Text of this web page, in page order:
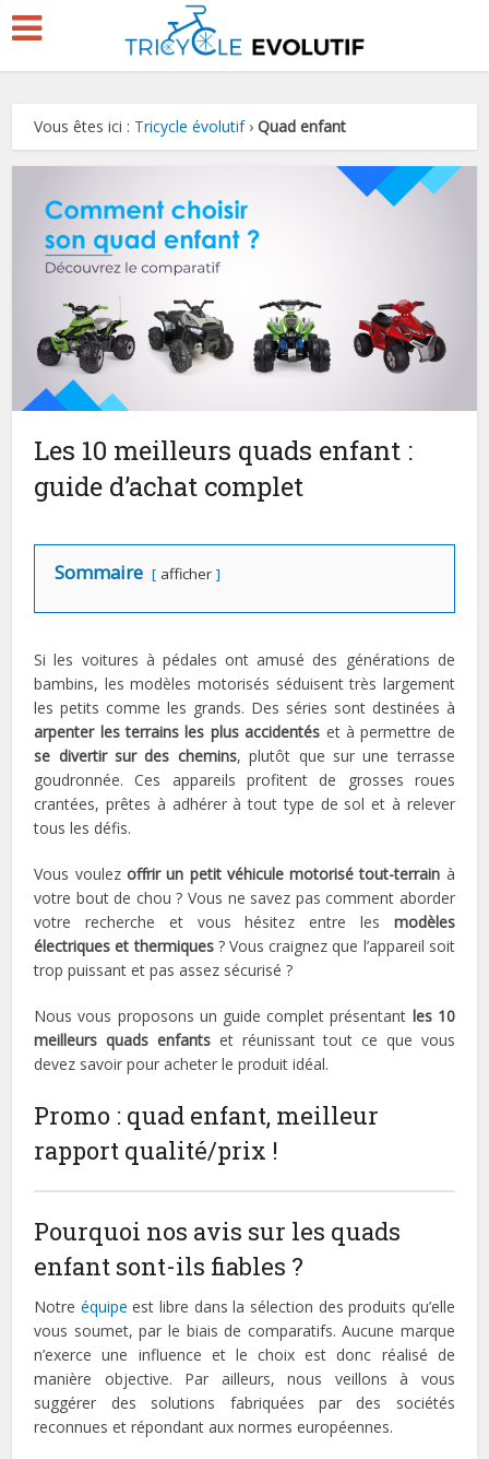
Vous êtes ici : Tricycle évolutif›Quad enfant
Les 10 meilleurs quads enfant :
guide d’achat complet
Sommaire afficher
Si les voitures à pédales ont amusé des générations de
bambins, les modèles motorisés séduisent très largement
les petits comme les grands. Des séries sont destinées à
arpenter les terrains les plus accidentés et à permettre de
se divertir sur des chemins, plutôt que sur une terrasse
goudronnée. Ces appareils profitent de grosses roues
crantées, prêtes à adhérer à tout type de sol et à relever
tous les défis.
Vous voulez offrir un petit véhicule motorisé tout-terrain à
votre bout de chou ? Vous ne savez pas comment aborder
votre recherche et vous hésitez entre les modèles
électriques et thermiques? Vous craignez que l’appareil soit
trop puissant et pas assez sécurisé ?
Nous vous proposons un guide complet présentant les 10
meilleurs quads enfantset réunissant tout ce que vous
devez savoir pour acheter le produit idéal.
Promo : quad enfant, meilleur
rapport qualité/prix !
Pourquoi nos avis sur les quads
enfant sont-ils fiables ?
Notre équipe est libre dans la sélection des produits qu’elle
vous soumet, par le biais de comparatifs. Aucune marque
n’exerce une influence et le choix est donc réalisé de
manière objective. Par ailleurs, nous veillons à vous
suggérer des solutions fabriquées par des sociétés
reconnues et répondant aux normes européennes.